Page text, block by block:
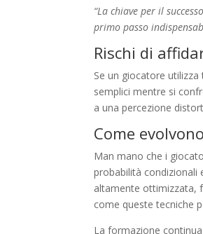
“La chiave per il
primo passo
Rischi di
Se un giocatore
semplici mentre si
a una percezione
Come
Man mano che i
probabilità condizionali
altamente ottimizzata,
come queste tecniche
La formazione